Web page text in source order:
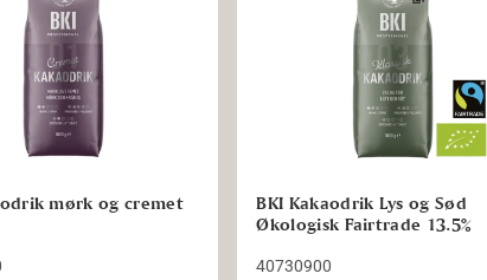
mørk og cremet
BKI Kakaodrik Lys og Sød
Økologisk Fairtrade 13.5%
40730900